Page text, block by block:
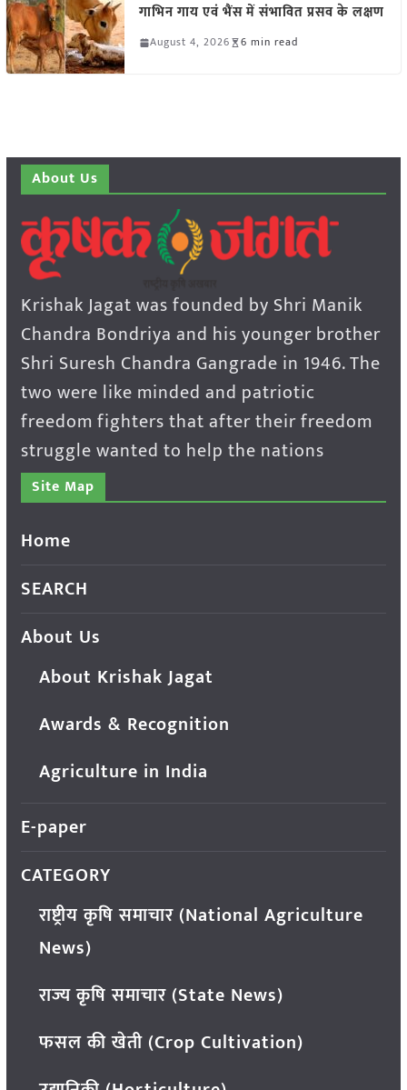
गाभिन गाय एवं भैंस में संभावित प्रसव के लक्षण
August 4, 2026 6 min read
About Us
Krishak Jagat was founded by Shri Manik
Chandra Bondriya and his younger brother
Shri Suresh Chandra Gangrade in 1946. The
two were like minded and patriotic
freedom fighters that after their freedom
struggle wanted to help the nations
Site Map
Home
SEARCH
About Us
About Krishak Jagat
Awards & Recognition
Agriculture in India
E-paper
CATEGORY
राष्ट्रीय कृषि समाचार (National Agriculture
News)
राज्य कृषि समाचार (State News)
फसल की खेती (Crop Cultivation)